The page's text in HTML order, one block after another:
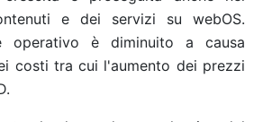
e dei servizi su webOS.
operativo è diminuito a causa
costi tra cui l'aumento dei prezzi